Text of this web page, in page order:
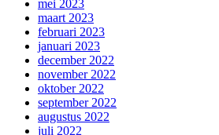
mei 2023
maart 2023
februari 2023
januari 2023
december 2022
november 2022
oktober 2022
september 2022
augustus 2022
juli 2022